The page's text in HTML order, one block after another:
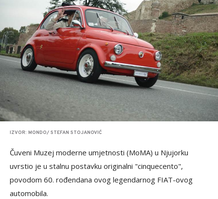
IZVOR: MONDO/ STEFAN STOJANOVIĆ
Čuveni Muzej moderne umjetnosti (MoMA) u Njujorku
uvrstio je u stalnu postavku originalni "cinquecento",
povodom 60. rođendana ovog legendarnog FIAT-ovog
automobila.